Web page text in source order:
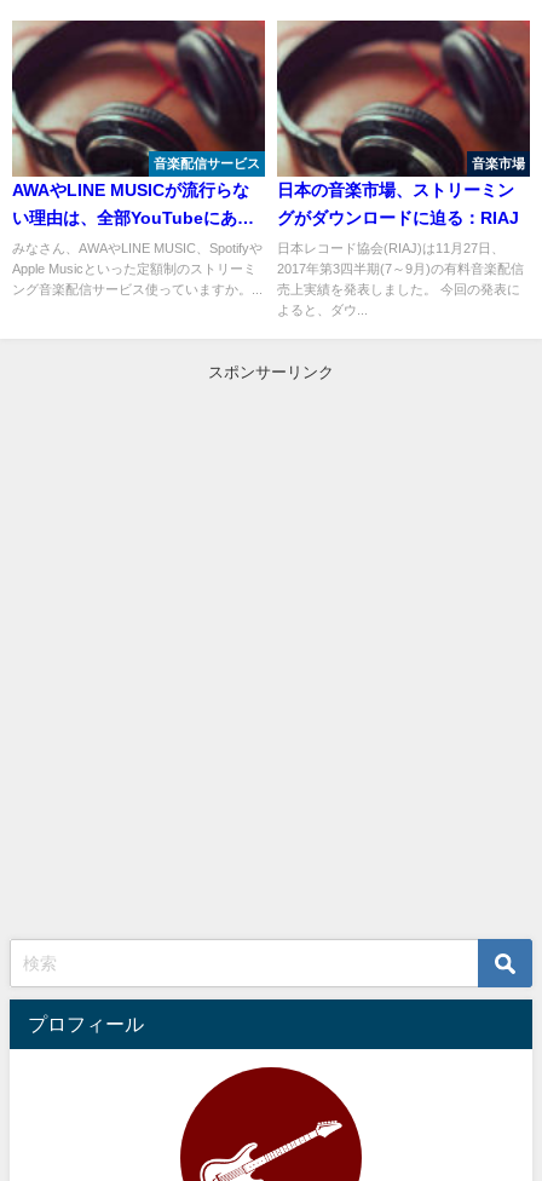
音楽配信サービス
AWAやLINE MUSICが流行らな
い理由は、全部YouTubeにある
から？
みなさん、AWAやLINE MUSIC、Spotifyや
Apple Musicといった定額制のストリーミ
ング音楽配信サービス使っていますか。...
音楽市場
日本の音楽市場、ストリーミン
グがダウンロードに迫る：RIAJ
日本レコード協会(RIAJ)は11月27日、
2017年第3四半期(7～9月)の有料音楽配信
売上実績を発表しました。 今回の発表に
よると、ダウ...
スポンサーリンク
プロフィール